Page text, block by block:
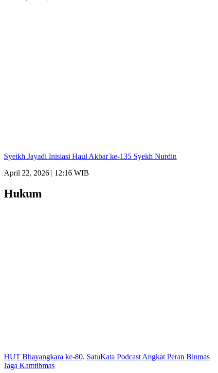
Syeikh Jayadi Inisiasi Haul Akbar ke-135 Syekh Nurdin
April 22, 2026 | 12:16 WIB
Hukum
HUT Bhayangkara ke-80, SatuKata Podcast Angkat Peran Binmas
Jaga Kamtibmas